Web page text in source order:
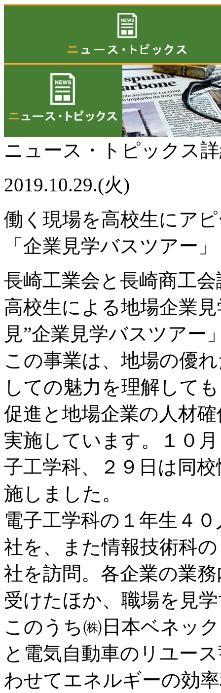
ニュース・トピックス
2019.10.29.(火)
働く現場を高校生にア
「企業見学バスツアー
長崎工業会と長崎商工
高校生による地場企業
見”企業見学バスツアー
この事業は、地場の優
しての魅力を理解して
促進と地場企業の人材
実施しています。１０
子工学科、２９日は同
施しました。
電子工学科の１年生４
社を、また情報技術科
社を訪問。各企業の業
受けたほか、職場を見
このうち㈱日本ベネッ
と電気自動車のリユー
わせてエネルギーの効